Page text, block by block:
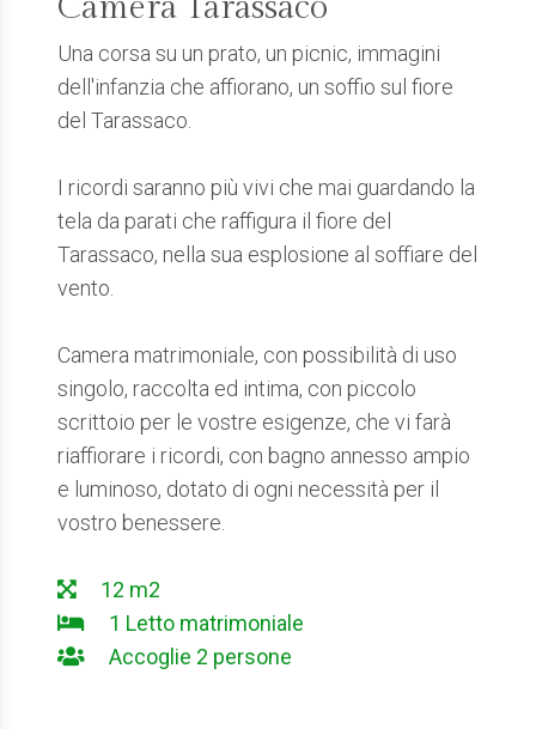
Una corsa su un prato, un picnic, immagini
dell'infanzia che affiorano, un soffio sul fiore
del Tarassaco.
I ricordi saranno più vivi che mai guardando la
tela da parati che raffigura il fiore del
Tarassaco, nella sua esplosione al soffiare del
vento.
Camera matrimoniale, con possibilità di uso
singolo, raccolta ed intima, con piccolo
scrittoio per le vostre esigenze, che vi farà
riaffiorare i ricordi, con bagno annesso ampio
e luminoso, dotato di ogni necessità per il
vostro benessere.
12 m2
1 Letto matrimoniale
Accoglie 2 persone